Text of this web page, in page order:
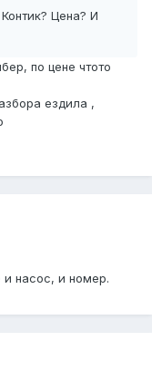
Цена? И
по цене чтото
ездила ,
и насос, и номер.